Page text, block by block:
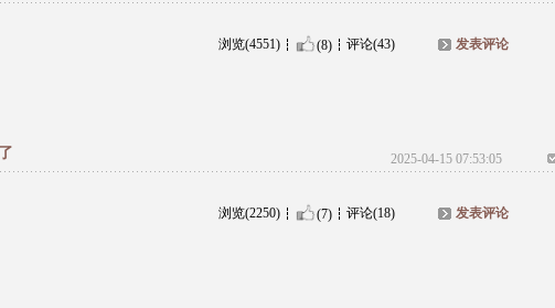
浏览(4551) (8) 评论(43) 发表评论
2025-04-15 07:53:05
浏览(2250) (7) 评论(18) 发表评论